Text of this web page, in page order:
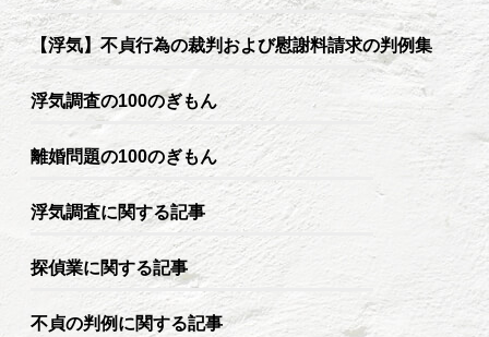
【浮気】不貞行為の裁判および慰謝料請求の判例集
浮気調査の100のぎもん
離婚問題の100のぎもん
浮気調査に関する記事
探偵業に関する記事
不貞の判例に関する記事